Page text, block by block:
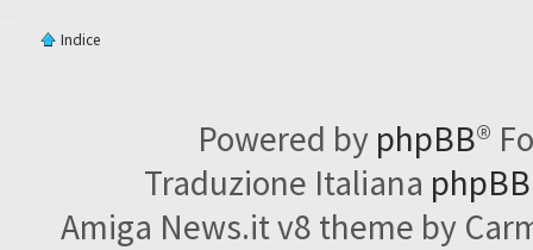
Indice
Powered by phpBB®
Traduzione Italiana
Amiga News.it v8 theme by